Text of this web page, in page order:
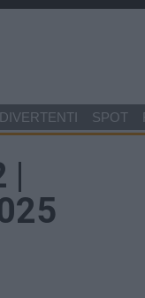
DIVERTENTI SPOT
|